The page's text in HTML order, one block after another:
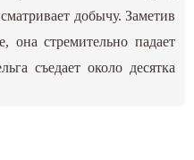
добычу. Заметив
она стремительно падает
съедает около десятка